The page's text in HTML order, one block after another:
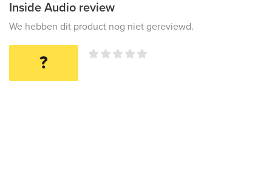
Inside Audio review
We hebben dit product nog niet gereviewd.
?